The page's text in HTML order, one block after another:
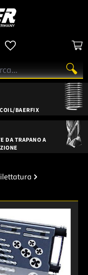
BAERFIX
DA TRAPANO A